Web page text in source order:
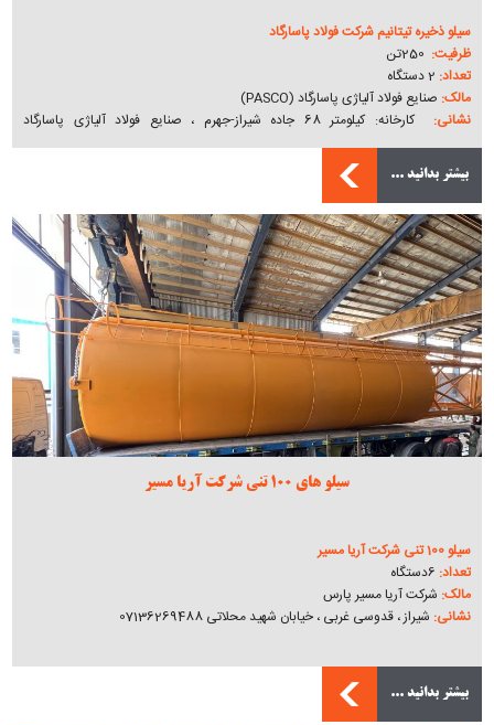
سیلو ذخیره تیتانیم شرکت فولاد پاسارگاد
ظرفیت: 250تن
تعداد: 2 دستگاه
مالک: صنایع فولاد آلیاژی پاسارگاد (PASCO)
نشانی:
کارخانه: کیلومتر 68 جاده شیراز-جهرم ، صنایع فولاد آلیاژی پاسارگاد
07137192000
ساختمان پاسارگاد
بیشتر بدانید ...
سیلو های 100 تنی شرکت آریا مسیر
سیلو 100 تنی شرکت آریا مسیر
تعداد: 6دستگاه
مالک: شرکت آریا مسیر پارس
نشانی: شیراز ، قدوسی غربی ، خیابان شهید محلاتی 07136269488
بیشتر بدانید ...